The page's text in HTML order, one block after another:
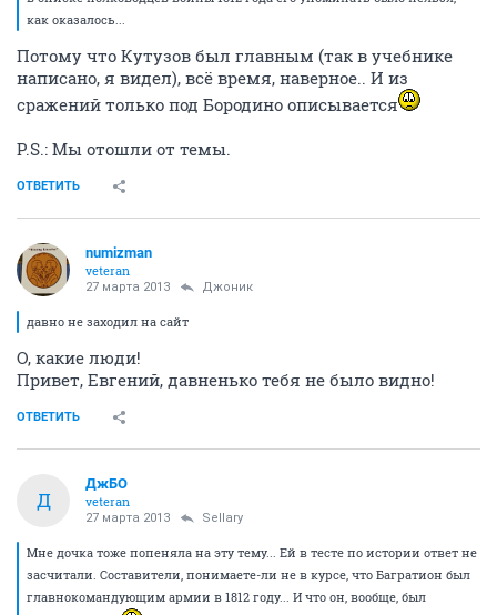
как оказалось...
Потому что Кутузов был главным (так в учебнике
написано, я видел), всё время, наверное.. И из
сражений только под Бородино описывается
P.S.: Мы отошли от темы.
ОТВЕТИТЬ
numizman
veteran
27 марта 2013 Джоник
давно не заходил на сайт
О, какие люди!
Привет, Евгений, давненько тебя не было видно!
ОТВЕТИТЬ
Д
ДжБО
veteran
27 марта 2013 Sellary
Мне дочка тоже попеняла на эту тему... Ей в тесте по истории ответ не
засчитали. Составители, понимаете-ли не в курсе, что Багратион был
главнокомандующим армии в 1812 году... И что он, вообще, был